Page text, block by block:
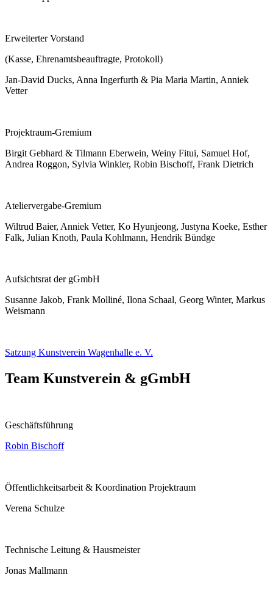
Erweiterter Vorstand
(Kasse, Ehrenamtsbeauftragte, Protokoll)
Jan-David Ducks, Anna Ingerfurth & Pia Maria Martin, Anniek
Vetter
Projektraum-Gremium
Birgit Gebhard & Tilmann Eberwein, Weiny Fitui, Samuel Hof,
Andrea Roggon, Sylvia Winkler, Robin Bischoff, Frank Dietrich
Ateliervergabe-Gremium
Wiltrud Baier, Anniek Vetter, Ko Hyunjeong, Justyna Koeke, Esther
Falk, Julian Knoth, Paula Kohlmann, Hendrik Bündge
Aufsichtsrat der gGmbH
Susanne Jakob, Frank Molliné, Ilona Schaal, Georg Winter, Markus
Weismann
Satzung Kunstverein Wagenhalle e. V.
Team Kunstverein & gGmbH
Geschäftsführung
Robin Bischoff
Öffentlichkeitsarbeit & Koordination Projektraum
Verena Schulze
Technische Leitung & Hausmeister
Jonas Mallmann